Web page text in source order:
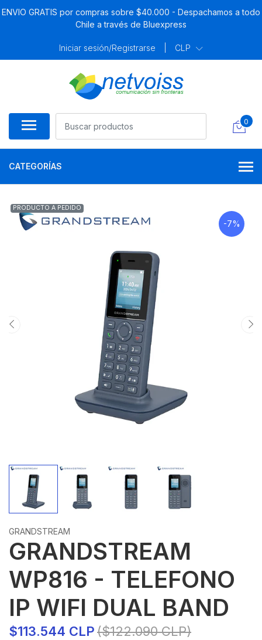
ENVIO GRATIS por compras sobre $40.000 - Despachamos a todo
Chile a través de Bluexpress
Iniciar sesión/Registrarse CLP
0
CATEGORÍAS
PRODUCTO A PEDIDO
-7%
GRANDSTREAM
GRANDSTREAM
WP816 - TELEFONO
IP WIFI DUAL BAND
$113.544 CLP($122.090 CLP)